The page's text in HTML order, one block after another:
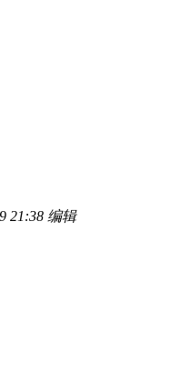
21:38 编辑